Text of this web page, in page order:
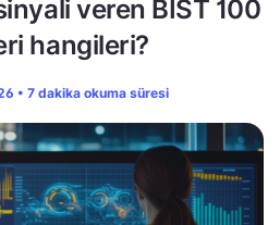
veren BIST 100
hangileri?
• 7 dakika okuma süresi